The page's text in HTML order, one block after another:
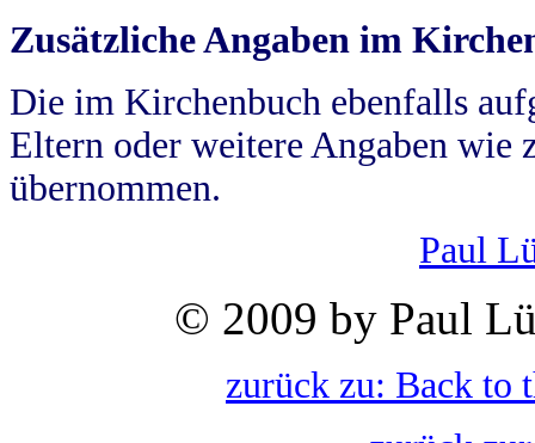
Zusätzliche Angaben im
Die im Kirchenbuch ebenfalls
Eltern oder weitere Angaben wie
übernommen.
Paul
© 2009 by Paul
zurück zu: Back to